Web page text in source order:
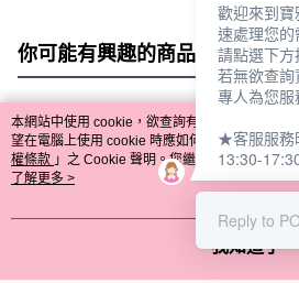
你可能有興趣的商品 全站排行
熱門標籤
本網站中使用 cookie，欲查詢有關本網站使用
望在電腦上使用 cookie 時應如何變更電腦的
權條款 」之 Cookie 聲明。您繼續使用本網站即
用條款之 Cookie 聲明使用 cookie。
了解更多 >
我知道了
歡迎來到
速處理您的
請點選下方
若無欲查
專人為您服
★客服服務
13:30-
Reply to